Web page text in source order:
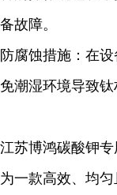
备故障。
防腐蚀措施：在
免潮湿环境导致钛
江苏博鸿碳酸钾
为一款高效、均